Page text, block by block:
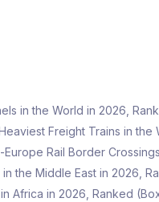
in the World in 2026,
Freight Trains in the
Europe Rail Border
the Middle East in 2026,
Africa in 2026, Ranked